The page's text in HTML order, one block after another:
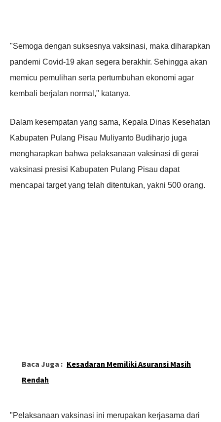
"Semoga dengan suksesnya vaksinasi, maka diharapkan
pandemi Covid-19 akan segera berakhir. Sehingga akan
memicu pemulihan serta pertumbuhan ekonomi agar
kembali berjalan normal," katanya.
Dalam kesempatan yang sama, Kepala Dinas Kesehatan
Kabupaten Pulang Pisau Muliyanto Budiharjo juga
mengharapkan bahwa pelaksanaan vaksinasi di gerai
vaksinasi presisi Kabupaten Pulang Pisau dapat
mencapai target yang telah ditentukan, yakni 500 orang.
Baca Juga : Kesadaran Memiliki Asuransi Masih
Rendah
"Pelaksanaan vaksinasi ini merupakan kerjasama dari